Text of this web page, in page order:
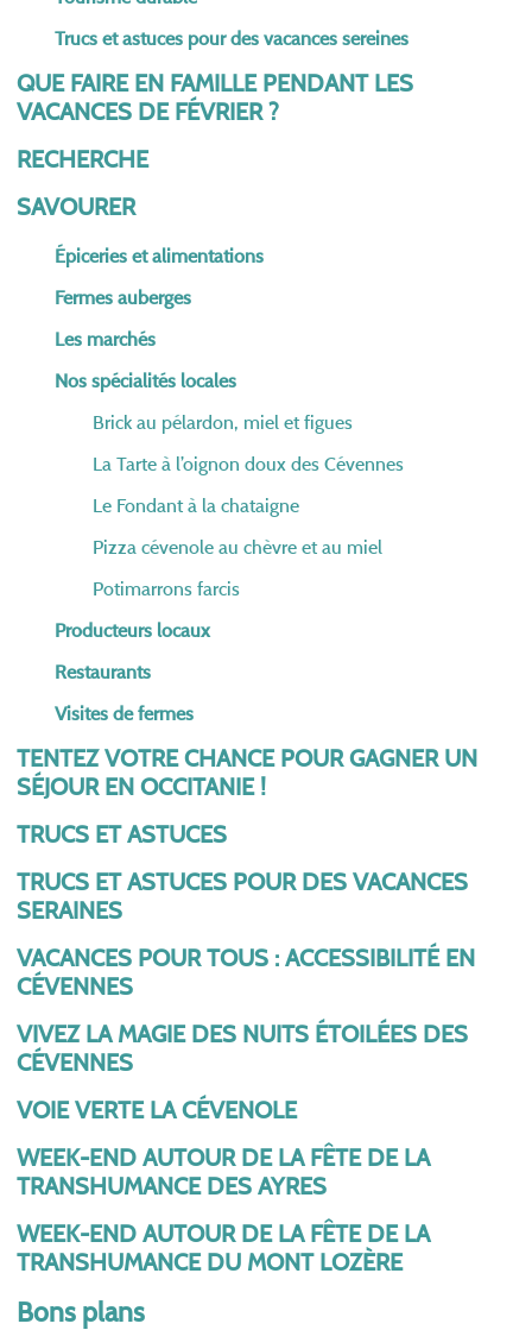
Trucs et astuces pour des vacances sereines
QUE FAIRE EN FAMILLE PENDANT LES
VACANCES DE FÉVRIER ?
RECHERCHE
SAVOURER
Épiceries et alimentations
Fermes auberges
Les marchés
Nos spécialités locales
Brick au pélardon, miel et figues
La Tarte à l’oignon doux des Cévennes
Le Fondant à la chataigne
Pizza cévenole au chèvre et au miel
Potimarrons farcis
Producteurs locaux
Restaurants
Visites de fermes
TENTEZ VOTRE CHANCE POUR GAGNER UN
SÉJOUR EN OCCITANIE !
TRUCS ET ASTUCES
TRUCS ET ASTUCES POUR DES VACANCES
SERAINES
VACANCES POUR TOUS : ACCESSIBILITÉ EN
CÉVENNES
VIVEZ LA MAGIE DES NUITS ÉTOILÉES DES
CÉVENNES
VOIE VERTE LA CÉVENOLE
WEEK-END AUTOUR DE LA FÊTE DE LA
TRANSHUMANCE DES AYRES
WEEK-END AUTOUR DE LA FÊTE DE LA
TRANSHUMANCE DU MONT LOZÈRE
Bons plans